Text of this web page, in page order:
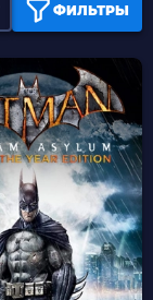
ФИЛЬТРЫ